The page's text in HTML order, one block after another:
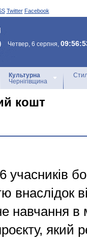
Twitter Facebook
Четвер, 6 серпня,
Культурна
Чернігівщина
кошт
учасників
внаслідок
навчання в
який